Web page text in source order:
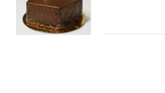
DÉTAILS